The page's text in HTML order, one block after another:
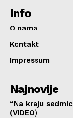
Info
O nama
Kontakt
Impressum
Najnovije
“Na kraju
(VIDEO)